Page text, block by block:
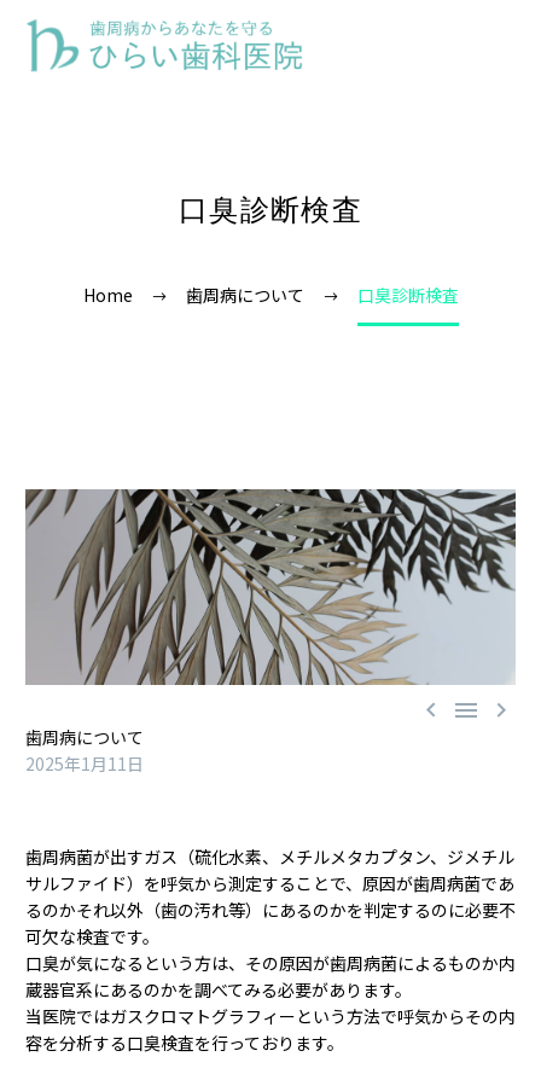
口臭診断検査
Home 歯周病について 口臭診断検査
  
歯周病について
2025年1月11日
歯周病菌が出すガス（硫化水素、メチルメタカプタン、ジメチル
サルファイド）を呼気から測定することで、原因が歯周病菌であ
るのかそれ以外（歯の汚れ等）にあるのかを判定するのに必要不
可欠な検査です。
口臭が気になるという方は、その原因が歯周病菌によるものか内
蔵器官系にあるのかを調べてみる必要があります。
当医院ではガスクロマトグラフィーという方法で呼気からその内
容を分析する口臭検査を行っております。